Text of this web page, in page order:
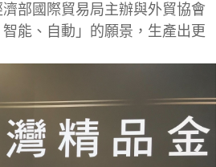
部國際貿易局主辦與外貿協會
能、自動」的願景，生產出更